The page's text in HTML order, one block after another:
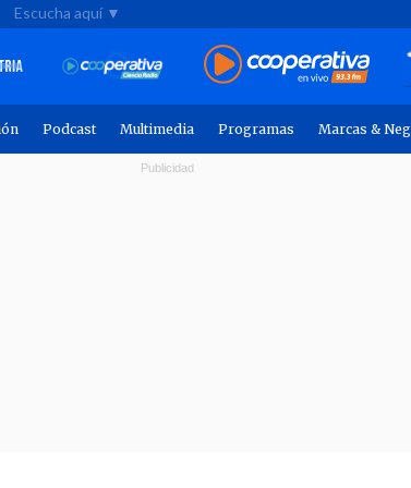
Escucha aquí ▼
Podcast Multimedia Programas Marcas &